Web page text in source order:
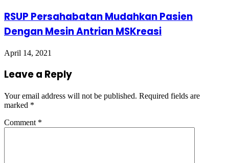
RSUP Persahabatan Mudahkan Pasien
Dengan Mesin Antrian MSKreasi
April 14, 2021
Leave a Reply
Your email address will not be published. Required fields are
marked *
Comment *